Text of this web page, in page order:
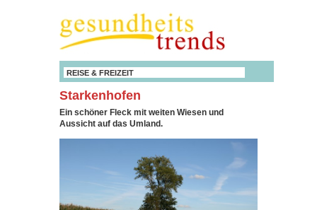
REISE & FREIZEIT
Starkenhofen
Ein schöner Fleck mit weiten Wiesen und
Aussicht auf das Umland.